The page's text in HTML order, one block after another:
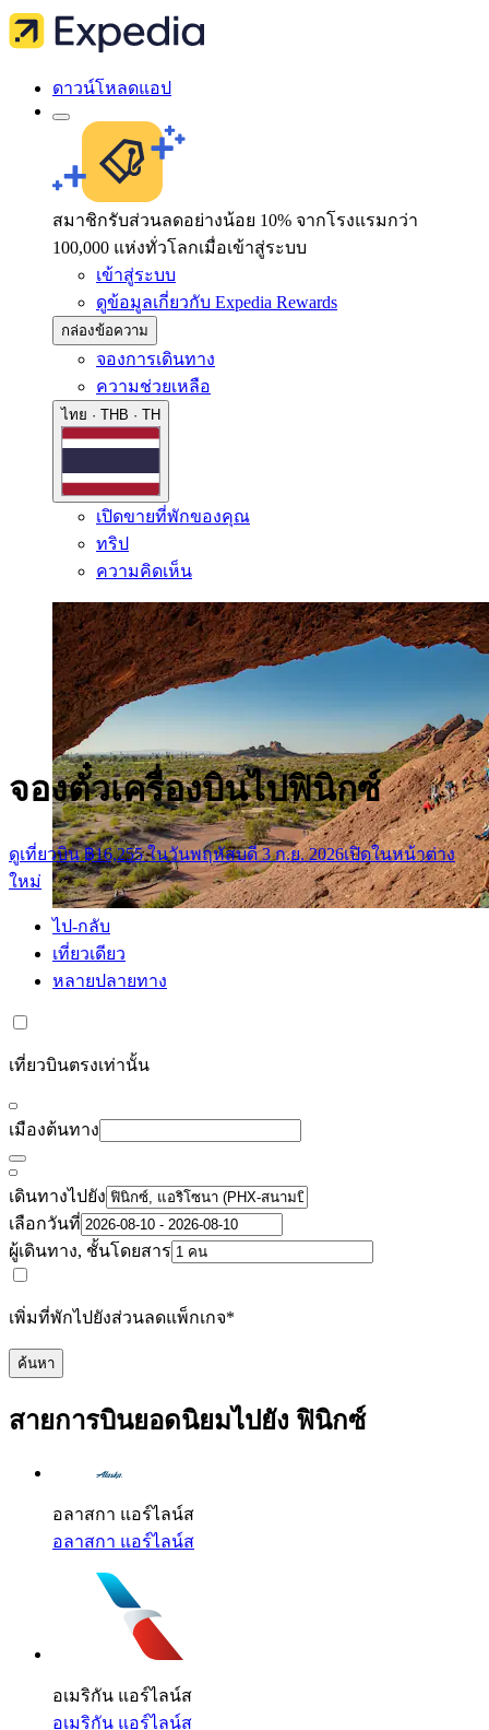
ดาวน์โหลดแอป
สมาชิกรับส่วนลดอย่างน้อย 10% จากโรงแรมกว่า
100,000 แห่งทั่วโลกเมื่อเข้าสู่ระบบ
เข้าสู่ระบบ
ดูข้อมูลเกี่ยวกับ Expedia Rewards
กล่องข้อความ
จองการเดินทาง
ความช่วยเหลือ
ไทย · THB · TH
เปิดขายที่พักของคุณ
ทริป
ความคิดเห็น
จองตั๋วเครื่องบินไปฟินิกซ์
ดูเที่ยวบิน ฿16,255 ในวันพฤหัสบดี 3 ก.ย. 2026เปิดในหน้าต่าง
ใหม่
ไป-กลับ
เที่ยวเดียว
หลายปลายทาง
เที่ยวบินตรงเท่านั้น
เมืองต้นทาง
เดินทางไปยัง
เลือกวันที่
ผู้เดินทาง, ชั้นโดยสาร
เพิ่มที่พักไปยังส่วนลดแพ็กเกจ*
ค้นหา
สายการบินยอดนิยมไปยัง ฟินิกซ์
อลาสกา แอร์ไลน์ส
อลาสกา แอร์ไลน์ส
อเมริกัน แอร์ไลน์ส
อเมริกัน แอร์ไลน์ส